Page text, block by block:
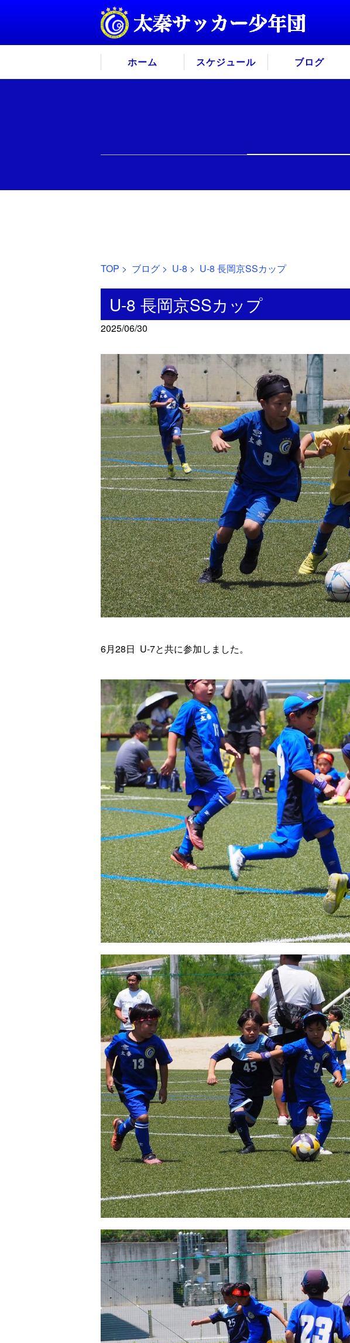
ホーム スケジュール ブログ
TOP > ブログ > U-8 > U-8 長岡京SSカップ
U-8 長岡京SSカップ
2025/06/30
6月28日 U-7と共に参加しました。